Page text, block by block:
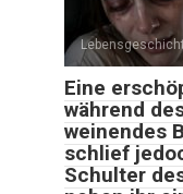
Eine
während
weinendes
schlief
Schulter